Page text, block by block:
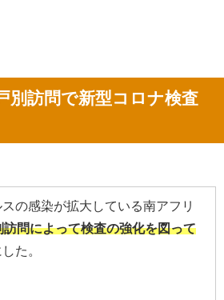
別訪問で新型コロナ検査
の感染が拡大している南アフリ
訪問によって検査の強化を図って
た。